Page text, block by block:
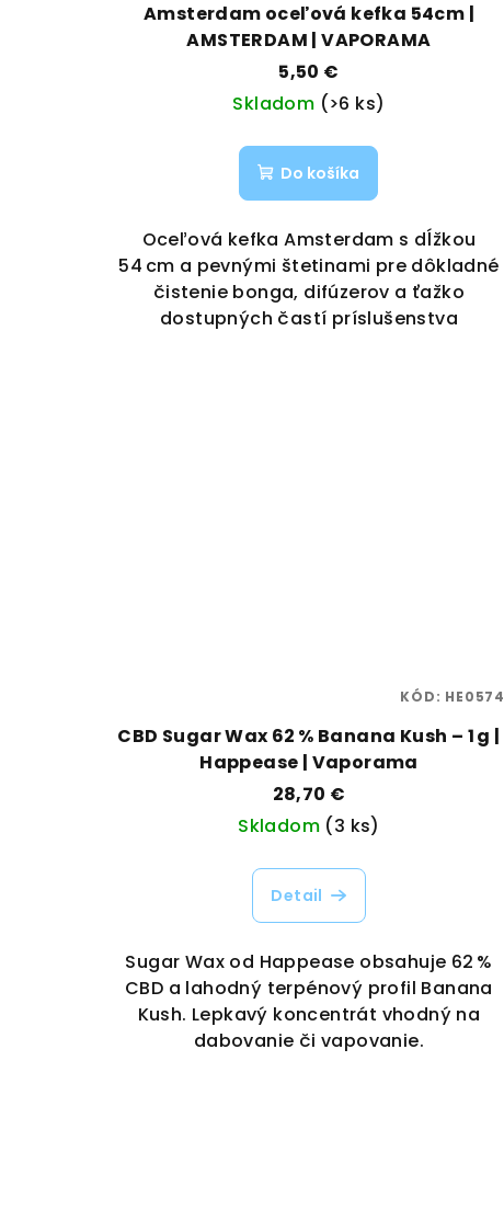
Amsterdam oceľová kefka 54cm |
AMSTERDAM | VAPORAMA
5,50 €
Skladom (>6 ks)
Do košíka
Oceľová kefka Amsterdam s dĺžkou
54 cm a pevnými štetinami pre dôkladné
čistenie bonga, difúzerov a ťažko
dostupných častí príslušenstva
CBD Sugar Wax 62 % Banana Kush – 1 g |
Happease | Vaporama
28,70 €
Skladom (3 ks)
Detail
Sugar Wax od Happease obsahuje 62 %
CBD a lahodný terpénový profil Banana
Kush. Lepkavý koncentrát vhodný na
dabovanie či vapovanie.
KÓD: HE0574